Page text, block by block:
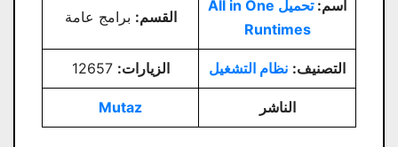
اسم:
تحميل All in One
Runtimes
القسم: برامج عامة
التصنيف: نظام التشغيل الزيارات: 12657
الناشر Mutaz